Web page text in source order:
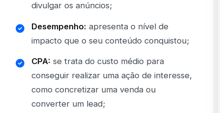
divulgar os anúncios;
Desempenho: apresenta o nível de
impacto que o seu conteúdo conquistou;
CPA: se trata do custo médio para
conseguir realizar uma ação de interesse,
como concretizar uma venda ou
converter um lead;